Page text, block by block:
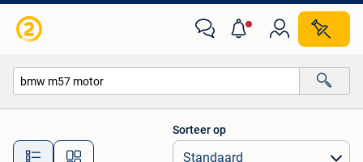
Alle afstanden…
Sorteer op